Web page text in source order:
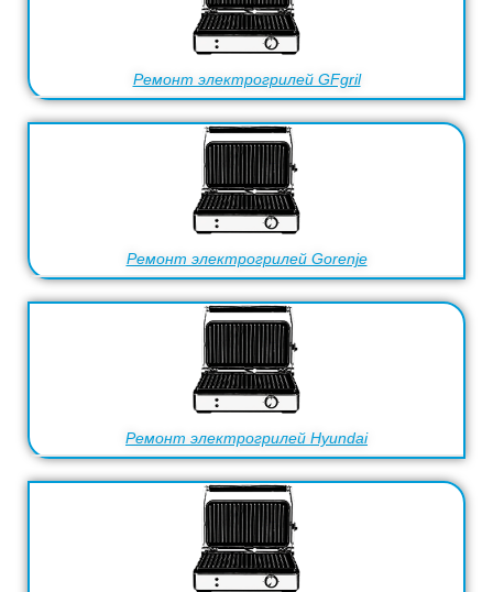
Ремонт электрогрилей GFgril
Ремонт электрогрилей Gorenje
Ремонт электрогрилей Hyundai